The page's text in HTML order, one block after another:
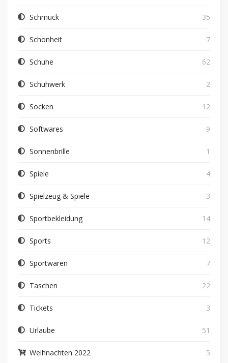
Schmuck 35
Schönheit 7
Schuhe 62
Schuhwerk 2
Socken 12
Softwares 9
Sonnenbrille 1
Spiele 4
Spielzeug & Spiele 3
Sportbekleidung 14
Sports 12
Sportwaren 7
Taschen 22
Tickets 3
Urlaube 51
Weihnachten 2022 5